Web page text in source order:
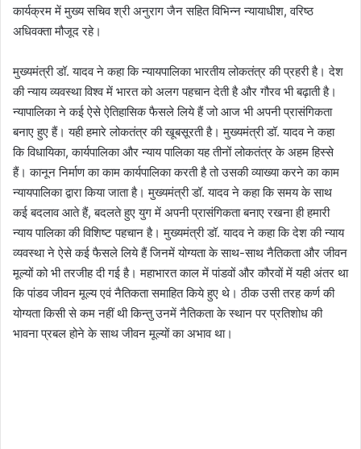
कार्यक्रम में मुख्य सचिव श्री अनुराग जैन सहित विभिन्न न्यायाधीश, वरिष्ठ
अधिवक्ता मौजूद रहे।
मुख्यमंत्री डॉ. यादव ने कहा कि न्‍यायपालिका भारतीय लोकतंत्र की प्रहरी है। देश
की न्‍याय व्‍यवस्‍था विश्‍व में भारत को अलग पहचान देती है और गौरव भी बढ़ाती है।
न्‍यापालिका ने कई ऐसे ऐतिहासिक फैसले लिये हैं जो आज भी अपनी प्रासंगिकता
बनाए हुए हैं। यही हमारे लोकतंत्र की खूबसूरती है। मुख्‍यमंत्री डॉ. यादव ने कहा
कि विधायिका, कार्यपालिका और न्‍याय पालिका यह तीनों लोकतंत्र के अहम हिस्‍से
हैं। कानून निर्माण का काम कार्यपालिका करती है तो उसकी व्‍याख्‍या करने का काम
न्‍यायपालिका द्वारा किया जाता है। मुख्‍यमंत्री डॉ. यादव ने कहा कि समय के साथ
कई बदलाव आते हैं, बदलते हुए युग में अपनी प्रासंगिकता बनाए रखना ही हमारी
न्‍याय पालिका की विशिष्ट पहचान है। मुख्‍यमंत्री डॉ. यादव ने कहा कि देश की न्‍याय
व्‍यवस्था ने ऐसे कई फैसले लिये हैं जिनमें योग्‍यता के साथ-साथ नैतिकता और जीवन
मूल्‍यों को भी तरजीह दी गई है। महाभारत काल में पांडवों और कौरवों में यही अंतर था
कि पांडव जीवन मूल्‍य एवं नैतिकता समाहित किये हुए थे। ठीक उसी तरह कर्ण की
योग्‍यता किसी से कम नहीं थी किन्‍तु उनमें नैतिकता के स्थान पर प्रतिशोध की
भावना प्रबल होने के साथ जीवन मूल्‍यों का अभाव था।